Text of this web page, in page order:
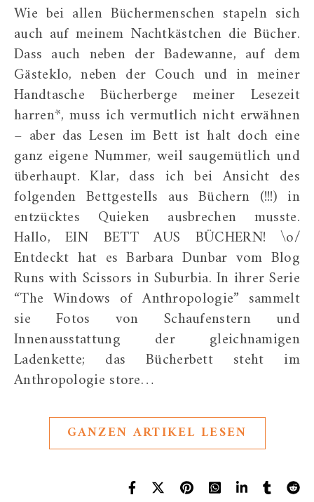
Wie bei allen Büchermenschen stapeln sich
auch auf meinem Nachtkästchen die Bücher.
Dass auch neben der Badewanne, auf dem
Gästeklo, neben der Couch und in meiner
Handtasche Bücherberge meiner Lesezeit
harren*, muss ich vermutlich nicht erwähnen
– aber das Lesen im Bett ist halt doch eine
ganz eigene Nummer, weil saugemütlich und
überhaupt. Klar, dass ich bei Ansicht des
folgenden Bettgestells aus Büchern (!!!) in
entzücktes Quieken ausbrechen musste.
Hallo, EIN BETT AUS BÜCHERN! \o/
Entdeckt hat es Barbara Dunbar vom Blog
Runs with Scissors in Suburbia. In ihrer Serie
“The Windows of Anthropologie” sammelt
sie Fotos von Schaufenstern und
Innenausstattung der gleichnamigen
Ladenkette; das Bücherbett steht im
Anthropologie store…
GANZEN ARTIKEL LESEN